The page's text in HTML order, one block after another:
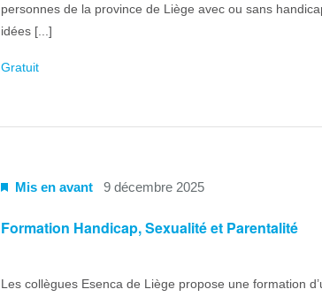
personnes de la province de Liège avec ou sans
idées [...]
Gratuit
Formation Handicap, Sexualité et Parentalité
Mis en avant 9 décembre 2025
Les collègues Esenca de Liège propose une formation